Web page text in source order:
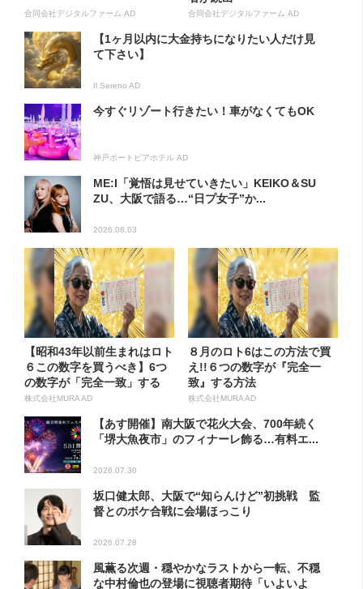
合同会社デジタルファーム AD 合同会社デジタルファーム AD
【1ヶ月以内に大金持ちになりたい人だけ見
て下さい】
Il Sereno AD
今すぐリゾート行きたい！車がなくてもOK
神戸ポートピアホテル AD
ME:I「覚悟は見せていきたい」KEIKO＆SU
ZU、大阪で語る…“日プ女子”か...
2026.08.03
【昭和43年以前生まれはロト
６この数字を買うべき】6つ
の数字が「完全一致」する
方...
株式会社MURA AD
８月のロト6はこの方法で買
え!!６つの数字が『完全一
致』する方法
株式会社MURA AD
【あす開催】南大阪で花火大会、700年続く
「堺大魚夜市」のフィナーレ飾る…有料エ...
2026.07.30
坂口健太郎、大阪で“知らんけど”初挑戦 監
督とのボケ合戦に会場ほっこり
2026.07.28
風薫る次週・穏やかなラストから一転、不穏
な中村倫也の登場に視聴者期待「いよいよ